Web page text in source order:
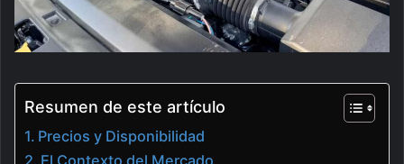
Resumen de este artículo
Precios y Disponibilidad
El Contexto del Mercado